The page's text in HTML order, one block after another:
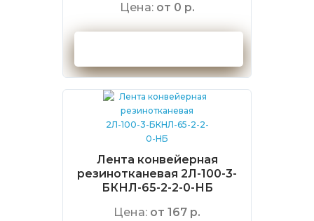
Цена: от 0 р.
Лента конвейерная
резинотканевая 2Л-100-3-
БКНЛ-65-2-2-0-НБ
Цена: от 167 р.